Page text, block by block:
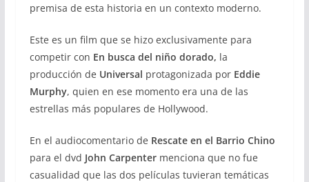
premisa de esta historia en un contexto moderno.
Este es un film que se hizo exclusivamente para
competir con En busca del niño dorado, la
producción de Universal protagonizada por Eddie
Murphy, quien en ese momento era una de las
estrellas más populares de Hollywood.
En el audiocomentario de Rescate en el Barrio Chino
para el dvd John Carpentermenciona que no fue
casualidad que las dos películas tuvieran temáticas